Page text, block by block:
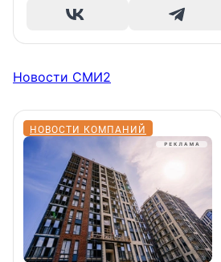
Новости СМИ2
НОВОСТИ КОМПАНИЙ